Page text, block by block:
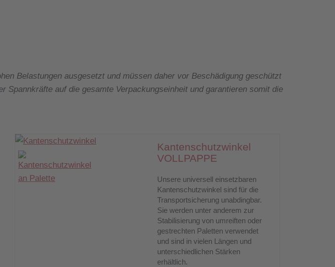
Belastungen ausgesetzt und müssen daher vor Beschädigung geschützt
Spannkräfte auf die gesamte Verpackungseinheit und garantieren somit die
Kantenschutzwinkel
VOLLPAPPE
Unsere universell einsetzbaren
Kantenschutzwinkel sind für die
Transportsicherung unabdingbar.
Sie werden unter anderem zur
Stabilisierung von umreiften oder
gestrechten Paletten verwendet
und sind in vielen Längen und
unterschiedlichen Stärken
erhältlich.